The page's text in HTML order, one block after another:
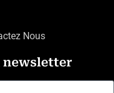
Nous
newsletter